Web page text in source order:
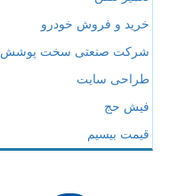
خرید و فروش خودرو
شرکت صنعتی سخت پوشش
طراحی سایت
فیش حج
قیمت بیسیم